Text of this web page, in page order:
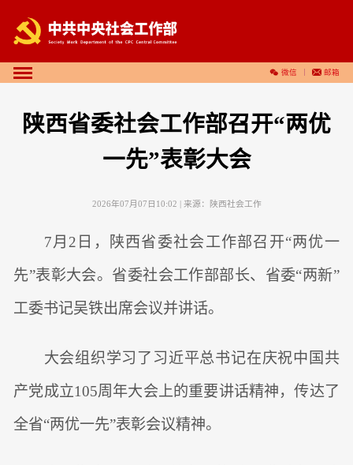
微信 邮箱
陕西省委社会工作部召开“两优
一先”表彰大会
2026年07月07日10:02 | 来源： 陕西社会工作
7月2日，陕西省委社会工作部召开“两优一
先”表彰大会。省委社会工作部部长、省委“两新”
工委书记吴铁出席会议并讲话。
大会组织学习了习近平总书记在庆祝中国共
产党成立105周年大会上的重要讲话精神，传达了
全省“两优一先”表彰会议精神。